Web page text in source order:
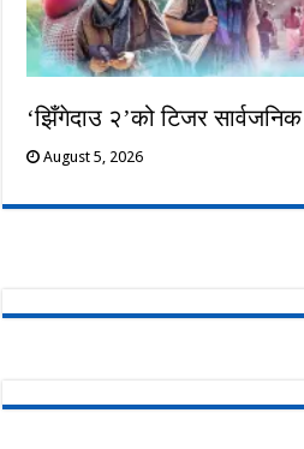
‘झिँगेदाउ २’को टिजर सार्वजनिक
August 5, 2026